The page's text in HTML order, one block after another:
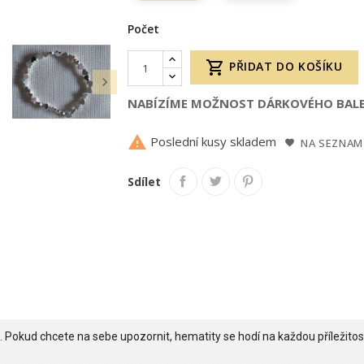

Počet
 PŘIDAT DO KOŠÍKU
NABÍZÍME MOŽNOST DÁRKOVÉHO
 Poslední kusy skladem NA
Sdílet
chcete na sebe upozornit, hematity se hodí na každou